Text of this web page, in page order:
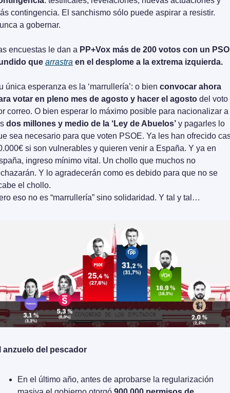
contingencia. El sanchismo sólo puede aspirar a resistir.
a gobernar.
encuestas le dan a PP+Vox más de 200 votos con un
que arrastra en el desplome a la extrema izquierda.
única esperanza es la ‘marrullería’: o bien convocar ahora
votar en pleno mes de agosto y hacer el agosto del voto
correo. O bien esperar lo máximo posible para nacionalizar a
dos millones y medio de la ‘Ley de Abuelos’ y pagarles lo
sea necesario para que voten PSOE. Ya les han ofrecido
si son vulnerables y quieren venir a España. Y ya en
ingreso mínimo vital. Un chollo que muchos no
Y lo agradecerán como es debido para que no se
el chollo.
eso no es “marrullería” sino solidaridad. Y tal y tal…
anzuelo del pescador
En el último año, antes de aprobarse la regularización